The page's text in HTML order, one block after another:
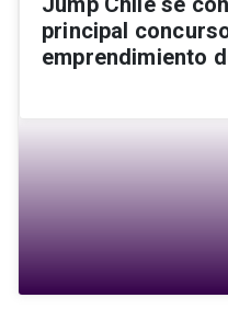
principal
emprendimiento